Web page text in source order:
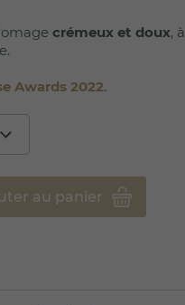
crémeux et doux, à
Awards 2022.
au panier